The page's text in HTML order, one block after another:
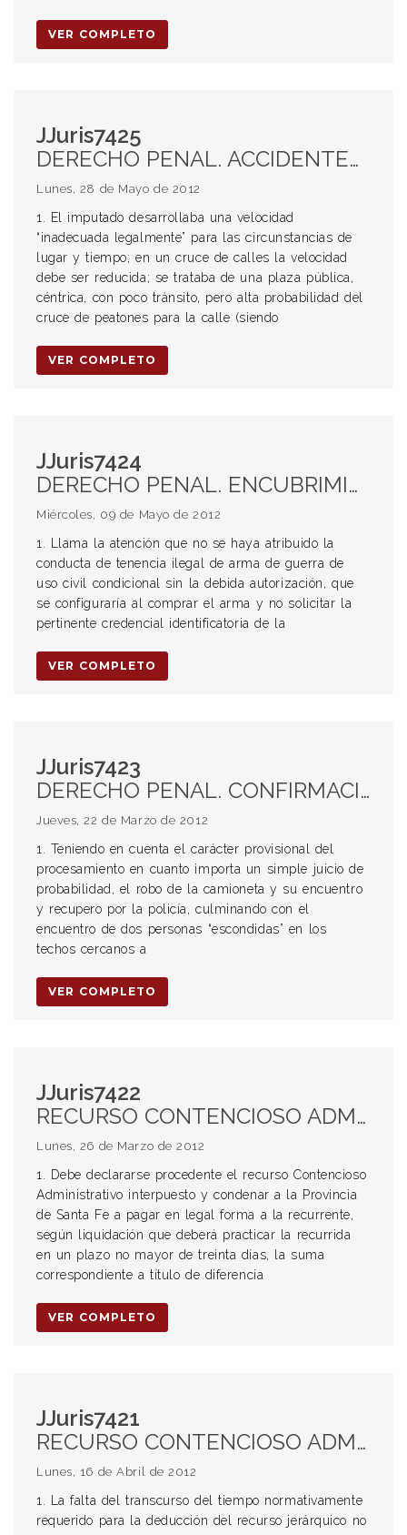
VER COMPLETO
JJuris7425
DERECHO PENAL. ACCIDENTES DE AUTOMOTORES. MOTOCICLETA-PEATÓN. HOMICIDIO CULPOSO. VELOCIDAD INADECUADA PARA LAS CIRCUNSTANCIAS DE TIEMPO Y LUGAR. CRUCE DE CALLES. SENDA PEATONAL. ART 5 INC T LEY 24449. VIOLACIÓN DEL DEBER DE CUIDADO. FALTA DE DOMINIO DEL CONDUCIDO. IMPRUDENCIA Y DESATENCIÓN EN LA CONDUCCIÓN DE UNA MOTOCICLETA. PREVISIBILIDAD DEL RESULTADO. CUESTIÓN CIVIL. RESARCIMIENTO DE DAÑOS AL HIJO DE LA VÍCTIMA.
Lunes, 28 de Mayo de 2012
1. El imputado desarrollaba una velocidad
“inadecuada legalmente” para las circunstancias de
lugar y tiempo; en un cruce de calles la velocidad
debe ser reducida; se trataba de una plaza pública,
céntrica, con poco tránsito, pero alta probabilidad del
cruce de peatones para la calle (siendo
VER COMPLETO
JJuris7424
DERECHO PENAL. ENCUBRIMIENTO EN GRADO DE AUTOR. ART 277 INC 1° APARTADO C Y 45 DEL CÓDIGO PENAL. CONFIRMACIÓN DEL PROCESAMIENTO APELADO. TENENCIA ILEGAL DE ARMA DE GUERRA SIN LA DEBIDA AUTORIZACIÓN. FALTA DE IMPUTACIÓN. CONOCIMIENTO QUE DEBE TENER CUALQUIER CIUDADANO QUE PRETENDA COMPRAR UN ARMA. CRITERIO DE VALORACIÓN DE LA PRUEBA EN SU CONJUNTO. PLENO CONVENCIMIENTO DEL JUEZ.
Miércoles, 09 de Mayo de 2012
1. Llama la atención que no se haya atribuido la
conducta de tenencia ilegal de arma de guerra de
uso civil condicional sin la debida autorización, que
se configuraría al comprar el arma y no solicitar la
pertinente credencial identificatoria de la
VER COMPLETO
JJuris7423
DERECHO PENAL. CONFIRMACIÓN DEL PROCESAMIENTO APELADO. SIMPLE JUICIO DE PROBABILIDAD. ROBO CALIFICADO POR EL USO DE ARMA DE FUEGO Y RESISTENCIA A LA AUTORIDAD CALIFICADA POR EL USO DE ARMA DE FUEGO EN CONCURSO REAL. CONFIRMACIÓN DE LA PRISIÓN PREVENTIVA. REVOCACIÓN DEL PROCESAMIENTO POR PORTACIÓN ILEGÍTIMA DE ARMA DE GUERRA. FALTA DE ACREDITACIÓN DE LA AUTORÍA DE LOS DISPAROS Y PORTACIÓN DEL ARMA. PRESUPUESTOS DE LA PRISIÓN PREVENTIVA. APARIENCIA DE RESPONSABILIDAD. PENA DE CUMPLIMIENTO EFECTIVO. PELIGROSIDAD PROCESAL. ENTORPECIMIENTO PROBATORIO. PELIGRO DE FUGA POR LA MAGNITUD DE LA PENA EN EXPECTATIVA.
Jueves, 22 de Marzo de 2012
1. Teniendo en cuenta el carácter provisional del
procesamiento en cuanto importa un simple juicio de
probabilidad, el robo de la camioneta y su encuentro
y recupero por la policía, culminando con el
encuentro de dos personas “escondidas” en los
techos cercanos a
VER COMPLETO
JJuris7422
RECURSO CONTENCIOSO ADMINISTRATIVO. PROCEDENCIA. CONDENA A LA PROVINCIA DE SANTA FE. INTERESES. TASA DEL ART 10 DECRETO NACIONAL 941/91. COSTAS A LA ADMINISTRACIÓN QUE DIO MOTIVO AL LITIGIO. RECONOCIMIENTO DE PARTE DE LA PRETENSIÓN POR PARTE DE LA ADMINISTRACIÓN. ART 24 LEY 11.330.
Lunes, 26 de Marzo de 2012
1. Debe declararse procedente el recurso Contencioso
Administrativo interpuesto y condenar a la Provincia
de Santa Fe a pagar en legal forma a la recurrente,
según liquidación que deberá practicar la recurrida
en un plazo no mayor de treinta días, la suma
correspondiente a título de diferencia
VER COMPLETO
JJuris7421
RECURSO CONTENCIOSO ADMINISTRATIVO. RECURSO JERÁRQUICO. FALTA DEL TRANSCURSO DEL TIEMPO REQUERIDO NO RESULTA DECISIVO. ART 72 INC 1 Y 18 CP. INEXISTENCIA DE PERJUICIO CONCRETO DEL RECURRENTE. PRINCIPIO DE LAS NULIDADES. PAS DE NULLITÉ SANS GRIEF. AGRAVIOS NO CONVINCENTES. RAZONES QUE NO SON ARBITRARIAS O ILEGÍTIMAS. IMPROCEDENCIA DE LA PRETENSIÓN ANULATORIA. COSTAS POR SU ORDEN. INTERPRETACIÓN POSIBLE DEL RECURRENTE NO CAPRICHOSA O INFUNDADA. RAZÓN BASTANTE PARA LITIGAR. ART 24 LEY 11.330.
Lunes, 16 de Abril de 2012
1. La falta del transcurso del tiempo normativamente
requerido para la deducción del recurso jerárquico no